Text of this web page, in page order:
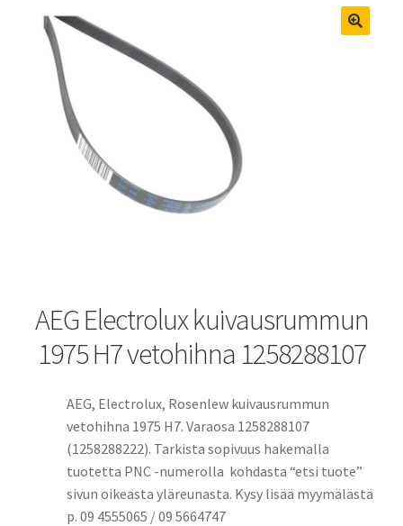
Asiakaspalvelu
AEG Electrolux kuivausrummun
1975 H7 vetohihna 1258288107
AEG, Electrolux, Rosenlew kuivausrummun
vetohihna 1975 H7. Varaosa 1258288107
(1258288222). Tarkista sopivuus hakemalla
tuotetta PNC -numerolla kohdasta “etsi tuote”
sivun oikeasta yläreunasta. Kysy lisää myymälästä
p. 09 4555065 / 09 5664747